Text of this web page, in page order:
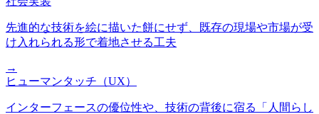
先進的な技術を絵に描いた餅にせず、既存の現場や市場が受
け入れられる形で着地させる工夫
→
ヒューマンタッチ（UX）
インターフェースの優位性や、技術の背後に宿る「人間らし